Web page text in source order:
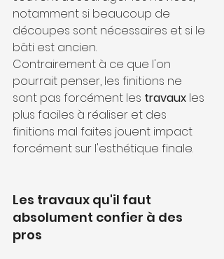
notamment si beaucoup de
découpes sont nécessaires et si le
bâti est ancien.
Contrairement à ce que l'on
pourrait penser, les finitions ne
sont pas forcément les travaux les
plus faciles à réaliser et des
finitions mal faites jouent impact
forcément sur l'esthétique finale.
Les travaux qu'il faut
absolument confier à des
pros